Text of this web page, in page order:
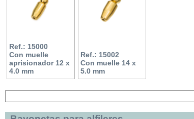
Ref.: 15000
Con muelle
aprisionador 12 x
4.0 mm
Ref.: 15002
Con muelle 14 x
5.0 mm